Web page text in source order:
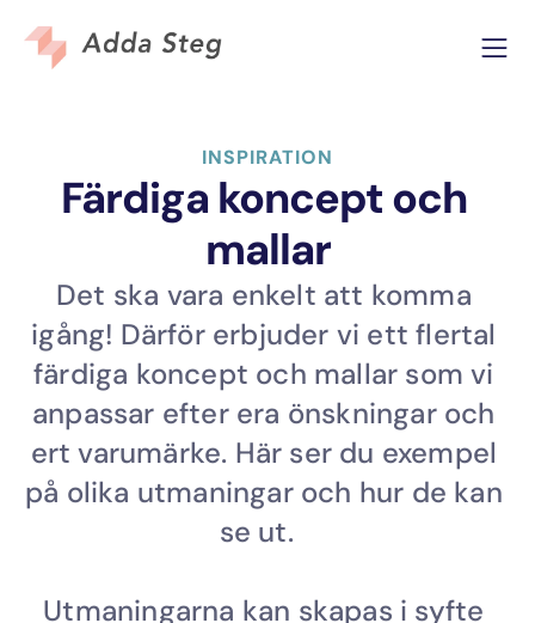
INSPIRATION
Färdiga koncept och
mallar
Det ska vara enkelt att komma
igång! Därför erbjuder vi ett flertal
färdiga koncept och mallar som vi
anpassar efter era önskningar och
ert varumärke. Här ser du exempel
på olika utmaningar och hur de kan
se ut.
Utmaningarna kan skapas i syfte